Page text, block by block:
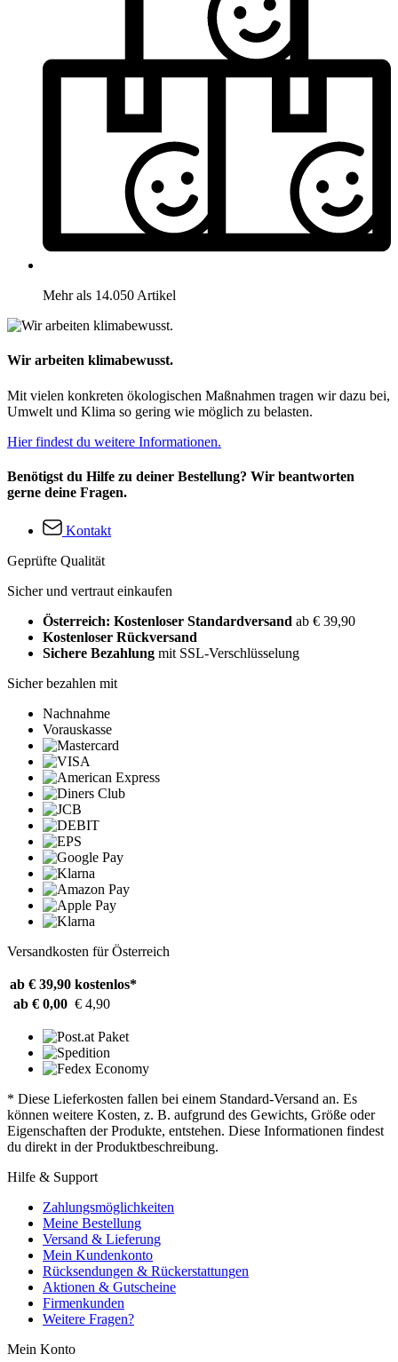
Mehr als 14.050 Artikel
Wir arbeiten klimabewusst.
Mit vielen konkreten ökologischen Maßnahmen tragen wir dazu bei,
Umwelt und Klima so gering wie möglich zu belasten.
Hier findest du weitere Informationen.
Benötigst du Hilfe zu deiner Bestellung? Wir beantworten
gerne deine Fragen.
Kontakt
Geprüfte Qualität
Sicher und vertraut einkaufen
Österreich: Kostenloser Standardversand ab € 39,90
Kostenloser Rückversand
Sichere Bezahlung mit SSL-Verschlüsselung
Sicher bezahlen mit
Nachnahme
Vorauskasse
Versandkosten für Österreich
ab € 39,90 kostenlos*
ab € 0,00 € 4,90
* Diese Lieferkosten fallen bei einem Standard-Versand an. Es
können weitere Kosten, z. B. aufgrund des Gewichts, Größe oder
Eigenschaften der Produkte, entstehen. Diese Informationen findest
du direkt in der Produktbeschreibung.
Hilfe & Support
Zahlungsmöglichkeiten
Meine Bestellung
Versand & Lieferung
Mein Kundenkonto
Rücksendungen & Rückerstattungen
Aktionen & Gutscheine
Firmenkunden
Weitere Fragen?
Mein Konto